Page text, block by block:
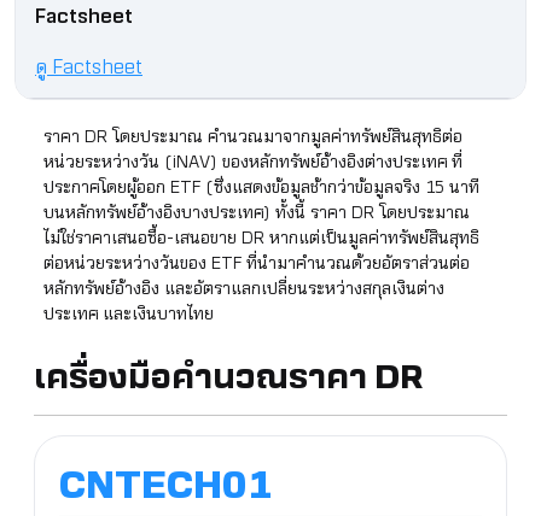
Factsheet
ดู Factsheet
ราคา DR โดยประมาณ คำนวณมาจากมูลค่าทรัพย์สินสุทธิต่อ
หน่วยระหว่างวัน (iNAV) ของหลักทรัพย์อ้างอิงต่างประเทศ ที่
ประกาศโดยผู้ออก ETF (ซึ่งแสดงข้อมูลช้ากว่าข้อมูลจริง 15 นาที
บนหลักทรัพย์อ้างอิงบางประเทศ) ทั้งนี้ ราคา DR โดยประมาณ
ไม่ใช่ราคาเสนอซื้อ-เสนอขาย DR หากแต่เป็นมูลค่าทรัพย์สินสุทธิ
ต่อหน่วยระหว่างวันของ ETF ที่นำมาคำนวณด้วยอัตราส่วนต่อ
หลักทรัพย์อ้างอิง และอัตราแลกเปลี่ยนระหว่างสกุลเงินต่าง
ประเทศ และเงินบาทไทย​
เครื่องมือคำนวณราคา DR